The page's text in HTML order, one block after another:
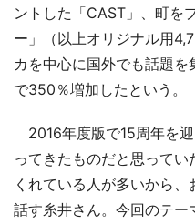
ントした「CAST」、町を
ー」（以上オリジナル用
カを中心に国外でも話題
で350％増加したという。
2016年度版で15周年を
ってきたものだと思って
くれている人が多いから
話す糸井さん。今回のテー